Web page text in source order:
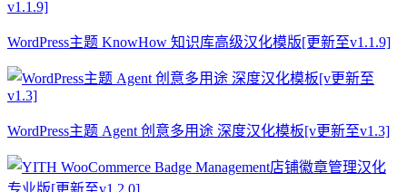
WordPress主题 KnowHow 知识库高级汉化模版[更新至v1.1.9]
WordPress主题 Agent 创意多用途 深度汉化模板[v更新至v1.3]